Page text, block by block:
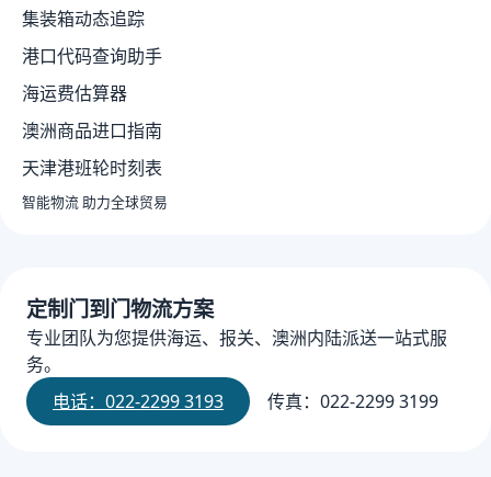
集装箱动态追踪
港口代码查询助手
海运费估算器
澳洲商品进口指南
天津港班轮时刻表
智能物流 助力全球贸易
定制门到门物流方案
专业团队为您提供海运、报关、澳洲内陆派送一站式服
务。
电话：022-2299 3193
传真：022-2299 3199